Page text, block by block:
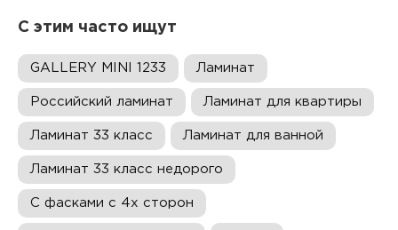
С этим часто ищут
GALLERY MINI 1233 Ламинат
Российский ламинат Ламинат для квартиры
Ламинат 33 класс Ламинат для ванной
Ламинат 33 класс недорого
С фасками с 4х сторон